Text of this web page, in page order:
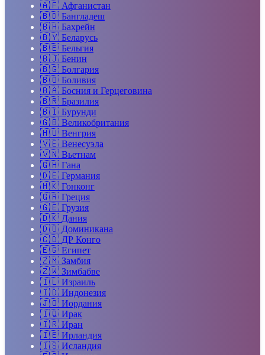
🇦🇫 Афганистан
🇧🇩 Бангладеш
🇧🇭 Бахрейн
🇧🇾 Беларусь
🇧🇪 Бельгия
🇧🇯 Бенин
🇧🇬 Болгария
🇧🇴 Боливия
🇧🇦 Босния и Герцеговина
🇧🇷 Бразилия
🇧🇮 Бурунди
🇬🇧 Великобритания
🇭🇺 Венгрия
🇻🇪 Венесуэла
🇻🇳 Вьетнам
🇬🇭 Гана
🇩🇪 Германия
🇭🇰 Гонконг
🇬🇷 Греция
🇬🇪 Грузия
🇩🇰 Дания
🇩🇴 Доминикана
🇨🇩 ДР Конго
🇪🇬 Египет
🇿🇲 Замбия
🇿🇼 Зимбабве
🇮🇱 Израиль
🇮🇩 Индонезия
🇯🇴 Иордания
🇮🇶 Ирак
🇮🇷 Иран
🇮🇪 Ирландия
🇮🇸 Исландия